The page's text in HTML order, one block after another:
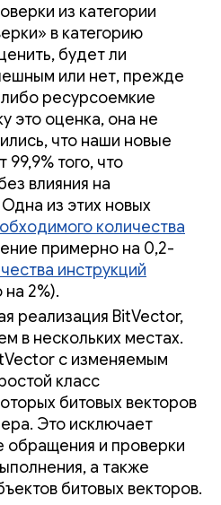
из категории
в категорию
будет ли
или нет, прежде
ресурсоемкие
это оценка, она не
что наши новые
99,9% того, что
влияния на
из этих новых
количества
примерно на 0,2-
инструкций
2%).
реализация BitVector,
в нескольких местах.
с изменяемым
класс
битовых векторов
Это исключает
обращения и проверки
а также
битовых векторов.